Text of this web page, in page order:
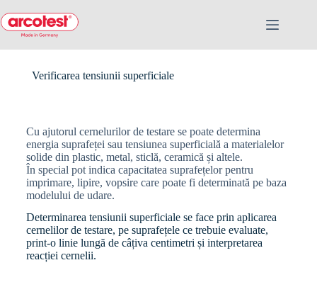
Verificarea tensiunii superficiale
Cu ajutorul cernelurilor de testare se poate determina
energia suprafeței sau tensiunea superficială a materialelor
solide din plastic, metal, sticlă, ceramică și altele.
În special pot indica capacitatea suprafețelor pentru
imprimare, lipire, vopsire care poate fi determinată pe baza
modelului de udare.
Determinarea tensiunii superficiale se face prin aplicarea
cernelilor de testare, pe suprafețele ce trebuie evaluate,
print-o linie lungă de câțiva centimetri și interpretarea
reacției cernelii.